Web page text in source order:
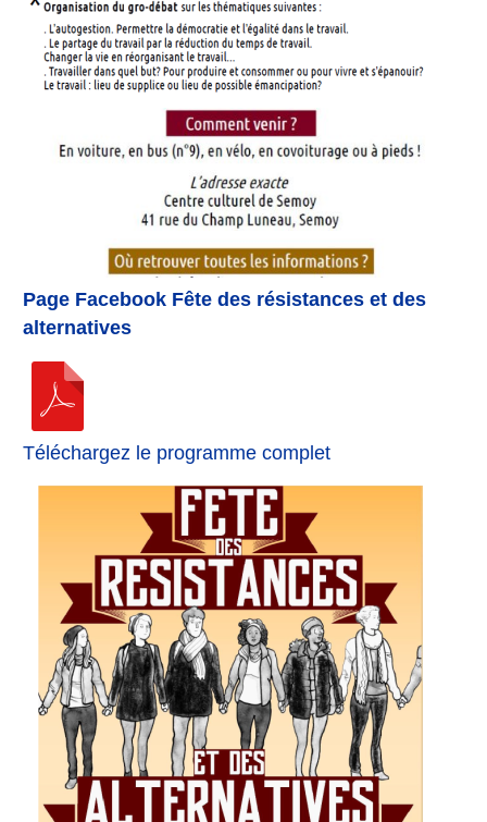
Page Facebook Fête des résistances et des
alternatives
Téléchargez le programme complet